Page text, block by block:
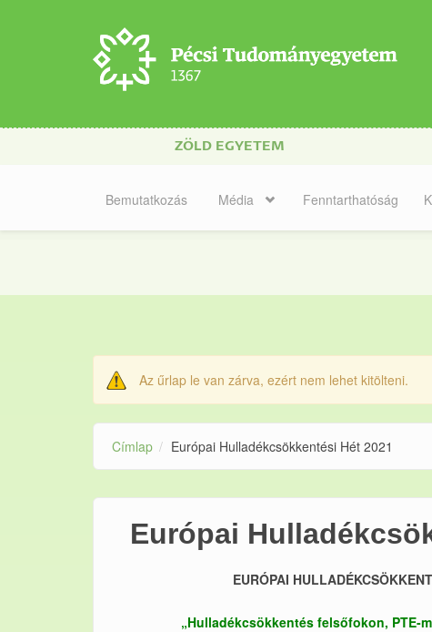
ZÖLD EGYETEM
Bemutatkozás Média Fenntarthatóság
Figyelmeztető üzenet
Az űrlap le van zárva, ezért nem lehet kitölteni.
Címlap Európai Hulladékcsökkentési Hét 2021
Európai
EURÓPAI
„Hulladékcsökkentés felsőfokon, PTE-